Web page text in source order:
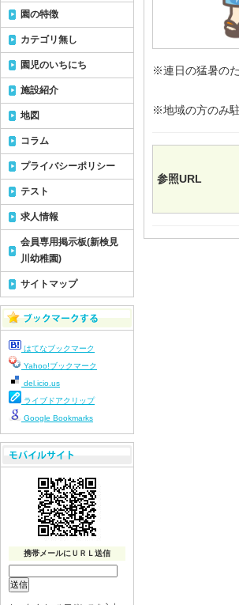
※連日の猛暑の
※地域の方のみ
参照URL
園の特徴
カテゴリ無し
園児のいちにち
施設紹介
地図
コラム
プライバシーポリシー
テスト
求人情報
会員専用掲示板(新検見
川幼稚園)
サイトマップ
はてなブックマーク
Yahoo!ブックマーク
del.icio.us
ライブドアクリップ
Google Bookmarks
携帯メールにＵＲＬ送信